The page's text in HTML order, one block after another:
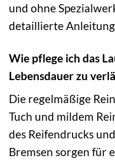
und ohne
detaillierte
Wie pflege ich das
Lebensdauer zu
Die regelmäßige
Tuch und mildem
des Reifendrucks
Bremsen sorgen für